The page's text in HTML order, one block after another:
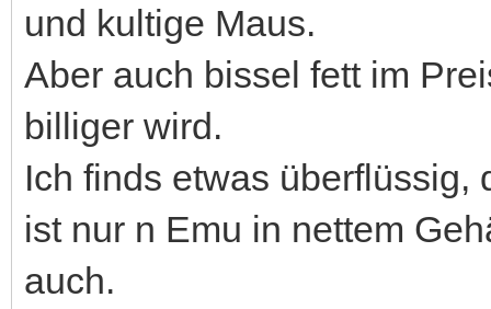
und kultige Maus.
Aber auch bissel fett im
billiger wird.
Ich finds etwas überflüssig,
ist nur n Emu in nettem
auch.